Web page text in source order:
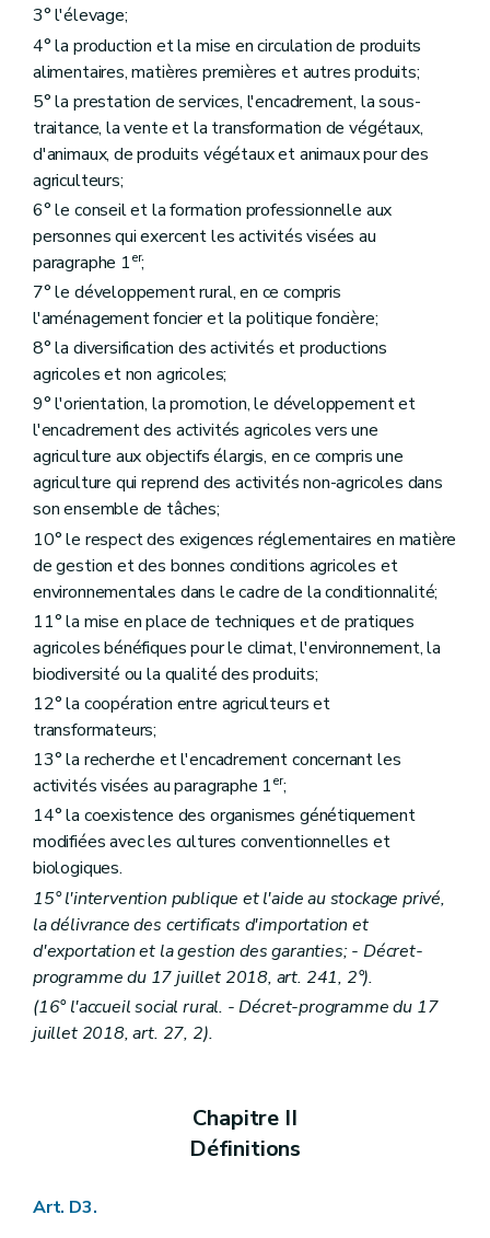
Art. D167
Art. D168
Art. D169
Chapitre III
Classement des carcasses de gros bovins et des carcasses de porcs
Art. D170
Titre VII Dispositions communes aux produits végétaux et animaux
Chapitre I
Les systèmes de qualité européens
Art. D171
Art. D172
Art. D173
Art. D174
Art. D175
Art. D176
Art. D177
Art. D177/1
Chapitre II
Le système régional de qualité différenciée
Art. D178
Art. D179
Art. D180
Art. D181
Art. D182
Art. D183
Art. D184
Art. D184/1
Les programmes alimentaires pour la jeunesse
Art. D185
Art. D186
Art. D187
Chapitre IV Le fonds de la qualité des produits animaux et végétaux
Art. D189
Art. D190
Art. D191
Art. D192
Art. D193
Art. D194
Titre VIII L'organisation économique de l'agriculture
Chapitre Ier
Les organisations de producteurs, les associations d'organisations de producteurs et les organisations interprofessionnelles
Art. D195
Art. D196
Chapitre II
Section 1 re
Services de conseil à la diversification et à la première transformation
Art. D198
Art. D199
Art. D200
Art. D201
Section 2 Les fermes pédagogiques
Art. D202
Sous-section 1
Art. D205
Art. D206
Sous-section 2 Procédure d'autorisation
3° l'élevage;
4° la production et la mise en circulation de produits
alimentaires, matières premières et autres produits;
5° la prestation de services, l'encadrement, la sous-
traitance, la vente et la transformation de végétaux,
d'animaux, de produits végétaux et animaux pour des
agriculteurs;
6° le conseil et la formation professionnelle aux
personnes qui exercent les activités visées au
paragraphe 1er;
7° le développement rural, en ce compris
l'aménagement foncier et la politique foncière;
8° la diversification des activités et productions
agricoles et non agricoles;
9° l'orientation, la promotion, le développement et
l'encadrement des activités agricoles vers une
agriculture aux objectifs élargis, en ce compris une
agriculture qui reprend des activités non-agricoles dans
son ensemble de tâches;
10° le respect des exigences réglementaires en matière
de gestion et des bonnes conditions agricoles et
environnementales dans le cadre de la conditionnalité;
11° la mise en place de techniques et de pratiques
agricoles bénéfiques pour le climat, l'environnement, la
biodiversité ou la qualité des produits;
12° la coopération entre agriculteurs et
transformateurs;
13° la recherche et l'encadrement concernant les
activités visées au paragraphe 1er;
14° la coexistence des organismes génétiquement
modifiées avec les cultures conventionnelles et
biologiques.
15° l'intervention publique et l'aide au stockage privé,
la délivrance des certificats d'importation et
d'exportation et la gestion des garanties; - Décret-
programme du 17 juillet 2018, art. 241, 2°).
(16° l'accueil social rural. - Décret-programme du 17
juillet 2018, art. 27, 2).
Chapitre II
Définitions
Art. D3.